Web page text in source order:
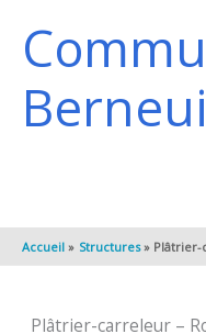
Accueil Structures Plâtrier-
Plâtrier-carreleur –